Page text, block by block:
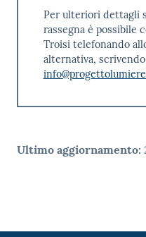
Per ulteriori dettagli
rassegna è possibile
Troisi telefonando
alternativa, scrivendo
Ultimo aggiornamento: